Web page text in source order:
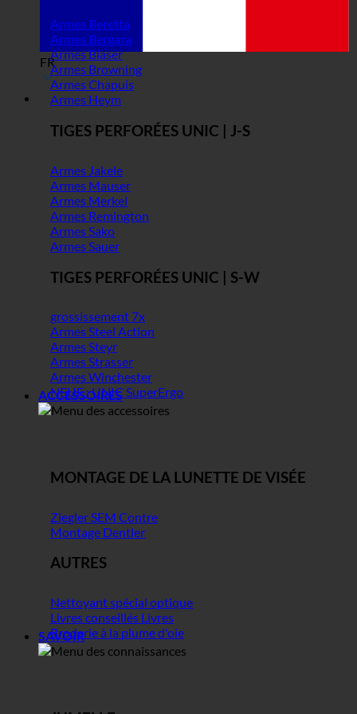
FR
Armes Beretta
Armes Bergara
Armes Blaser
Armes Browning
Armes Chapuis
Armes Heym
TIGES PERFORÉES UNIC | J-S
Armes Jakele
Armes Mauser
Armes Merkel
Armes Remington
Armes Sako
Armes Sauer
TIGES PERFORÉES UNIC | S-W
grossissement 7x
Armes Steel Action
Armes Steyr
Armes Strasser
Armes Winchester
NEUF : UNIC SuperErgo
ACCESSOIRES
MONTAGE DE LA LUNETTE DE VISÉE
Ziegler SEM Contre
Montage Dentler
AUTRES
Nettoyant spécial optique
Livres conseillés Livres
Broderie à la plume d'oie
SAVOIR